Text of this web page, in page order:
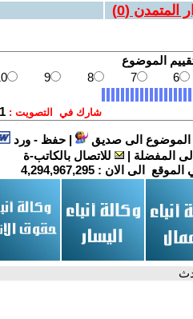
المتمدن (0
)
الموضوع الى صديق |حفظ - ورد
المفضلة |
للاتصال بالكاتب-ة
الى الان :4,294,967,295